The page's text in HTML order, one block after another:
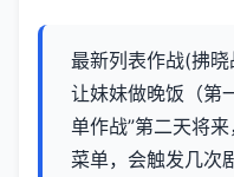
最新列表作战(拂
让妹妹做晚饭（第
单作战”第二天将
菜单，会触发几次